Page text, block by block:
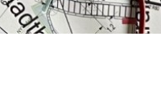
Grenzwertes für Nitrat